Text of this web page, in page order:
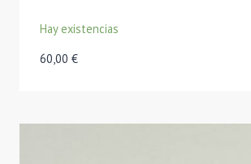
Hay existencias
60,00 €